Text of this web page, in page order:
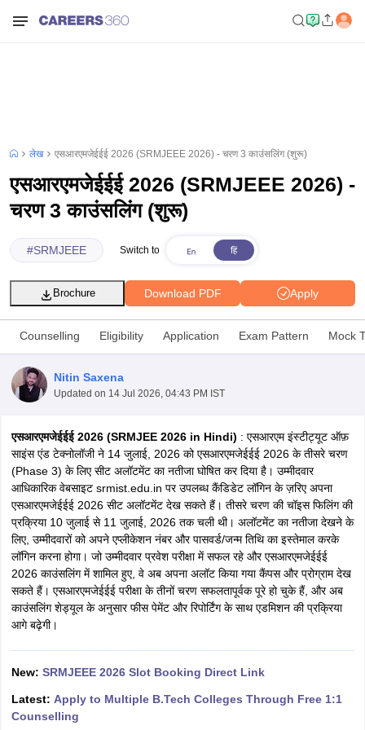
SyllabusJEE Main Study MaterialJEE Main Answer KeyView All
JEE Advanced Exam PatternJEE Advanced Answer KeyJEE
GATE CutoffGATE Result View All GATE Articles
EAMCET Exam PatternAP EAMCET Answer KeyAP EAMCET Cutoff
EAMCET Exam PatternTS EAMCET Answer KeyTS EAMCET Cutoff
PatternMHT CET Answer Key
Answer KeyBITSAT CutoffBITSAT ResultView All BITSAT Articles
M.Arch Colleges in India
लेख एसआरएमजेईईई 2026 (SRMJEEE 2026) - चरण 3 काउंसलिंग (शुरू)
एसआरएमजेईईई 2026 (SRMJEEE 2026) -
चरण 3 काउंसलिंग (शुरू)
#SRMJEEE Switch to
Apply
Download PDF
Brochure
Counselling Eligibility Application Exam Pattern Mock
Nitin Saxena
Updated on 14 Jul 2026, 04:43 PM IST
एसआरएमजेईईई 2026 (SRMJEE 2026 in Hindi) : एसआरएम इंस्टीट्यूट ऑफ़
साइंस एंड टेक्नोलॉजी ने 14 जुलाई, 2026 को एसआरएमजेईईई 2026 के तीसरे चरण
(Phase 3) के लिए सीट अलॉटमेंट का नतीजा घोषित कर दिया है। उम्मीदवार
आधिकारिक वेबसाइट srmist.edu.in पर उपलब्ध कैंडिडेट लॉगिन के ज़रिए अपना
एसआरएमजेईईई 2026 सीट अलॉटमेंट देख सकते हैं। तीसरे चरण की चॉइस फिलिंग की
प्रक्रिया 10 जुलाई से 11 जुलाई, 2026 तक चली थी। अलॉटमेंट का नतीजा देखने के
लिए, उम्मीदवारों को अपने एप्लीकेशन नंबर और पासवर्ड/जन्म तिथि का इस्तेमाल करके
लॉगिन करना होगा। जो उम्मीदवार प्रवेश परीक्षा में सफल रहे और एसआरएमजेईईई
2026 काउंसलिंग में शामिल हुए, वे अब अपना अलॉट किया गया कैंपस और प्रोग्राम देख
सकते हैं। एसआरएमजेईईई परीक्षा के तीनों चरण सफलतापूर्वक पूरे हो चुके हैं, और अब
काउंसलिंग शेड्यूल के अनुसार फीस पेमेंट और रिपोर्टिंग के साथ एडमिशन की प्रक्रिया
आगे बढ़ेगी।
New: SRMJEEE 2026 Slot Booking Direct Link
Latest: Apply to Multiple B.Tech Colleges Through Free 1:1
Counselling